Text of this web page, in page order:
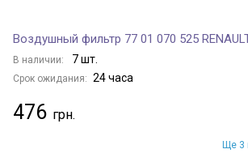
Воздушный фильтр 77 01 070 525
В наличии: 7 шт.
Срок ожидания: 24 часа
476
Ще 3